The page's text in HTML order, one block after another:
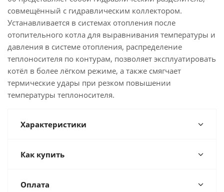
совмещённый с гидравлическим коллектором.
Устанавливается в системах отопления после
отопительного котла для выравнивания температуры и
давления в системе отопления, распределение
теплоносителя по контурам, позволяет эксплуатировать
котёл в более лёгком режиме, а также смягчает
термические удары при резком повышении
температуры теплоносителя.
Характеристики
Как купить
Оплата